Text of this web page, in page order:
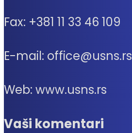
Fax: +381 11 33 46 109
E-mail: office@usns.rs
Web: www.usns.rs
Vaši komentari